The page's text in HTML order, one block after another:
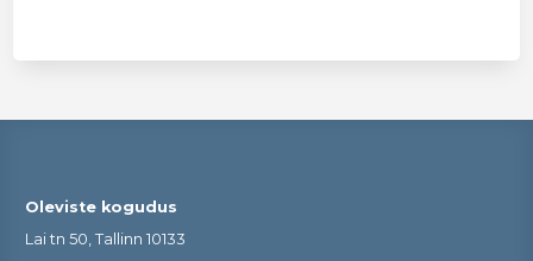
Oleviste kogudus
Lai tn 50, Tallinn 10133